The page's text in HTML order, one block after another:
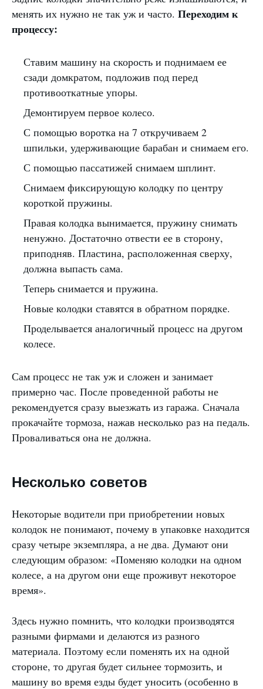
менять их нужно не так уж и часто. Переходим к
процессу:
Ставим машину на скорость и поднимаем ее
сзади домкратом, подложив под перед
противооткатные упоры.
Демонтируем первое колесо.
С помощью воротка на 7 откручиваем 2
шпильки, удерживающие барабан и снимаем его.
С помощью пассатижей снимаем шплинт.
Снимаем фиксирующую колодку по центру
короткой пружины.
Правая колодка вынимается, пружину снимать
ненужно. Достаточно отвести ее в сторону,
приподняв. Пластина, расположенная сверху,
должна выпасть сама.
Теперь снимается и пружина.
Новые колодки ставятся в обратном порядке.
Проделывается аналогичный процесс на другом
колесе.
Сам процесс не так уж и сложен и занимает
примерно час. После проведенной работы не
рекомендуется сразу выезжать из гаража. Сначала
прокачайте тормоза, нажав несколько раз на педаль.
Проваливаться она не должна.
Несколько советов
Некоторые водители при приобретении новых
колодок не понимают, почему в упаковке находится
сразу четыре экземпляра, а не два. Думают они
следующим образом: «Поменяю колодки на одном
колесе, а на другом они еще проживут некоторое
время».
Здесь нужно помнить, что колодки производятся
разными фирмами и делаются из разного
материала. Поэтому если поменять их на одной
стороне, то другая будет сильнее тормозить, и
машину во время езды будет уносить (особенно в